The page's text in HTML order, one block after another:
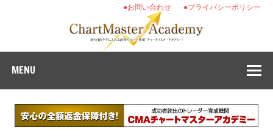
●プライバシーポリシー
●お問い合わせ
MENU